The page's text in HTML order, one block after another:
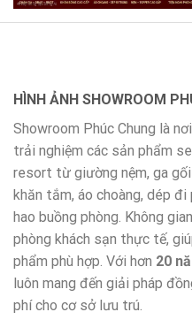
HÌNH ẢNH SHOWROOM
Showroom Phúc Chung là
trải nghiệm các sản phẩm
resort từ giường nệm, ga gối
khăn tắm, áo choàng, dép
hao buồng phòng. Không
phòng khách sạn thực tế,
phẩm phù hợp. Với hơn20
luôn mang đến giải pháp